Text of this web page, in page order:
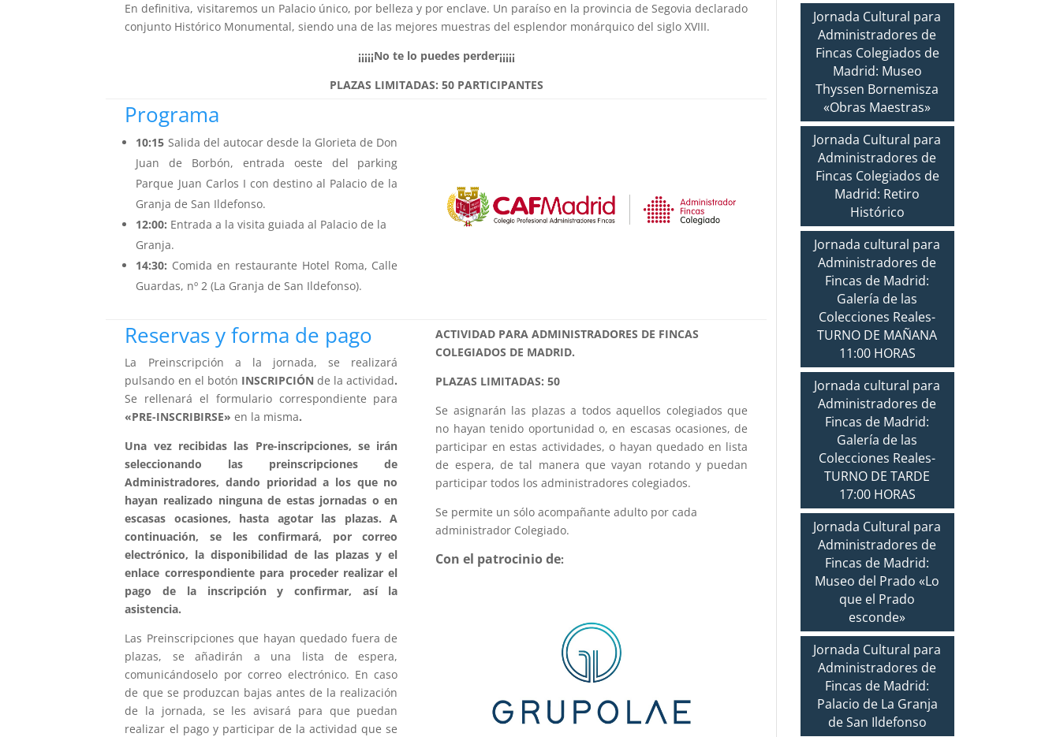
En definitiva, visitaremos un Palacio único, por belleza y por enclave. Un paraíso en la provincia de Segovia declarado
conjunto Histórico Monumental, siendo una de las mejores muestras del esplendor monárquico del siglo XVIII.
¡¡¡¡¡No te lo puedes perder¡¡¡¡¡
PLAZAS LIMITADAS: 50 PARTICIPANTES
Programa
10:15 Salida del autocar desde la Glorieta de Don
Juan de Borbón, entrada oeste del parking
Parque Juan Carlos I con destino al Palacio de la
Granja de San Ildefonso.
12:00: Entrada a la visita guiada al Palacio de la
Granja.
14:30: Comida en restaurante Hotel Roma, Calle
Guardas, nº 2 (La Granja de San Ildefonso).
Reservas y forma de pago
La Preinscripción a la jornada, se realizará
pulsando en el botón INSCRIPCIÓNde la actividad.
Se rellenará el formulario correspondiente para
«PRE-INSCRIBIRSE» en la misma.
Una vez recibidas las Pre-inscripciones, se irán
seleccionando las preinscripciones de
Administradores, dando prioridad a los que no
hayan realizado ninguna de estas jornadas o en
escasas ocasiones, hasta agotar las plazas. A
continuación, se les confirmará, por correo
electrónico, la disponibilidad de las plazas y el
enlace correspondiente para proceder realizar el
pago de la inscripción y confirmar, así la
asistencia.
Las Preinscripciones que hayan quedado fuera de
plazas, se añadirán a una lista de espera,
comunicándoselo por correo electrónico. En caso
de que se produzcan bajas antes de la realización
de la jornada, se les avisará para que puedan
realizar el pago y participar de la actividad que se
ACTIVIDAD PARA ADMINISTRADORES DE FINCAS
COLEGIADOS DE MADRID.
PLAZAS LIMITADAS: 50
Se asignarán las plazas a todos aquellos colegiados que
no hayan tenido oportunidad o, en escasas ocasiones, de
participar en estas actividades, o hayan quedado en lista
de espera, de tal manera que vayan rotando y puedan
participar todos los administradores colegiados.
Se permite un sólo acompañante adulto por cada
administrador Colegiado.
Con el patrocinio de:
Jornada Cultural para
Administradores de
Fincas Colegiados de
Madrid: Museo
Thyssen Bornemisza
«Obras Maestras»
Jornada Cultural para
Administradores de
Fincas Colegiados de
Madrid: Retiro
Histórico
Jornada cultural para
Administradores de
Fincas de Madrid:
Galería de las
Colecciones Reales-
TURNO DE MAÑANA
11:00 HORAS
Jornada cultural para
Administradores de
Fincas de Madrid:
Galería de las
Colecciones Reales-
TURNO DE TARDE
17:00 HORAS
Jornada Cultural para
Administradores de
Fincas de Madrid:
Museo del Prado «Lo
que el Prado
esconde»
Jornada Cultural para
Administradores de
Fincas de Madrid:
Palacio de La Granja
de San Ildefonso